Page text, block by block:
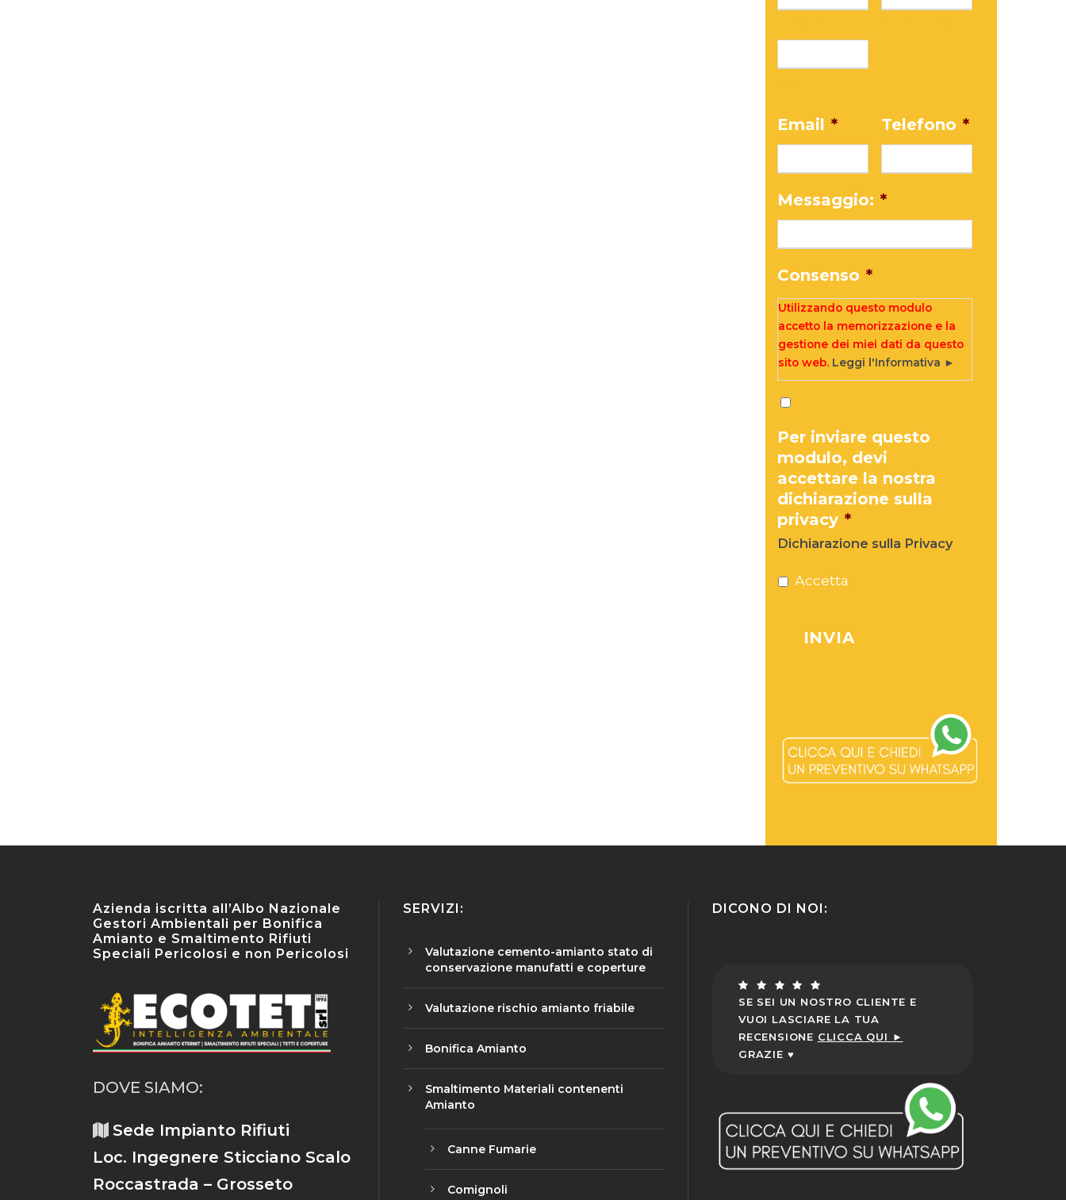
Email * Telefono *
Messaggio: *
Consenso *
Utilizzando questo modulo
accetto la memorizzazione e la
gestione dei miei dati da questo
sito web. Leggi l'Informativa ►
Per inviare questo
modulo, devi
accettare la nostra
dichiarazione sulla
privacy *
Dichiarazione sulla Privacy
Accetta
Azienda iscritta all’Albo Nazionale
Gestori Ambientali per Bonifica
Amianto e Smaltimento Rifiuti
Speciali Pericolosi e non Pericolosi
DOVE SIAMO:
Sede Impianto Rifiuti
Loc. Ingegnere Sticciano Scalo
Roccastrada – Grosseto
SERVIZI:
Valutazione cemento-amianto stato di
conservazione manufatti e coperture
Valutazione rischio amianto friabile
Bonifica Amianto
Smaltimento Materiali contenenti
Amianto
Canne Fumarie
Comignoli
DICONO DI NOI:
SE SEI UN NOSTRO CLIENTE E
VUOI LASCIARE LA TUA
RECENSIONE CLICCA QUI ►
GRAZIE ♥